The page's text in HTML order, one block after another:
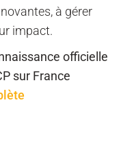
à gérer
impact.
officielle
sur France